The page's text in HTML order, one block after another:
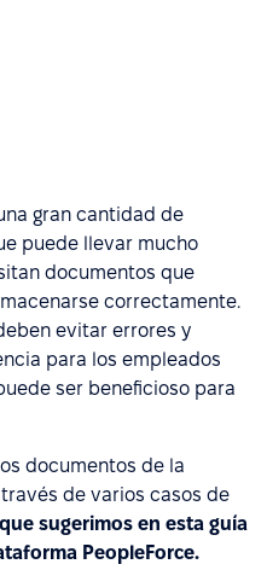
gran cantidad de
puede llevar mucho
documentos que
correctamente.
evitar errores y
para los empleados
ser beneficioso para
documentos de la
de varios casos de
sugerimos en esta guía
PeopleForce.